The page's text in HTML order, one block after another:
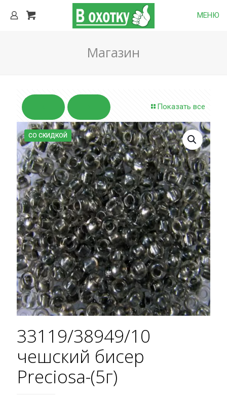
МЕНЮ
Магазин
Показать все
СО СКИДКОЙ
33119/38949/10
чешский бисер
Preciosa-(5г)